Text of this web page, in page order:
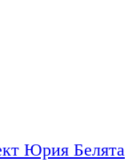
Юрия Белята